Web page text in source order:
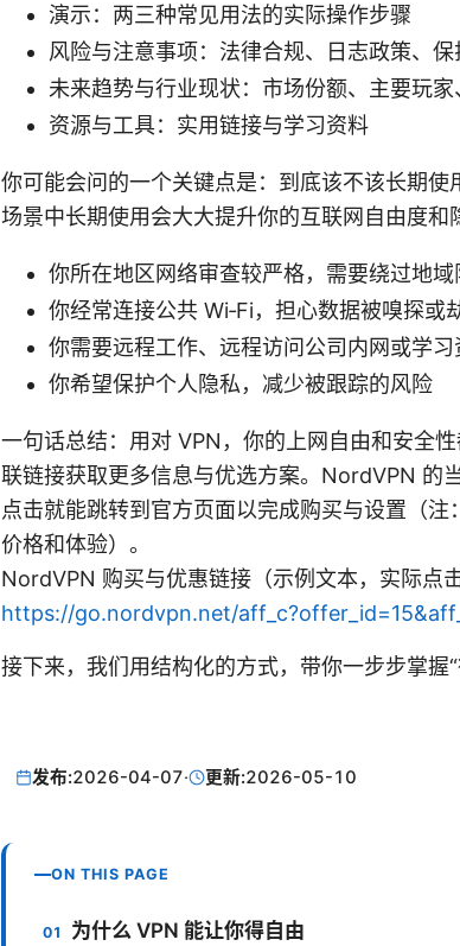
演示：两三种常见用法的实际操作步骤
风险与注意事项：法律合规、日志政策、保
未来趋势与行业现状：市场份额、主要玩家
资源与工具：实用链接与学习资料
你可能会问的一个关键点是：到底该不该长期
场景中长期使用会大大提升你的互联网自由度和
你所在地区网络审查较严格，需要绕过地
你经常连接公共 Wi‑Fi，担心数据被嗅探或
你需要远程工作、远程访问公司内网或学习
你希望保护个人隐私，减少被跟踪的风险
一句话总结：用对 VPN，你的上网自由和安全
联链接获取更多信息与优选方案。NordVPN 的
点击就能跳转到官方页面以完成购买与设置（
价格和体验）。
NordVPN 购买与优惠链接（示例文本，实际点
https://go.nordvpn.net/
接下来，我们用结构化的方式，带你一步步掌握“
发布:2026-04-07· 更新:2026-05-10
ON THIS PAGE
为什么 VPN 能让你得自由